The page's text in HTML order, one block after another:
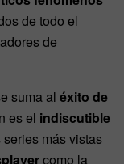
de todo el
de
suma al éxito de
es el indiscutible
series más vistas
como la